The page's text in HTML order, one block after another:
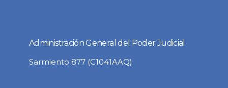
Administración General del Poder Judicial
Sarmiento 877 (C1041AAQ)